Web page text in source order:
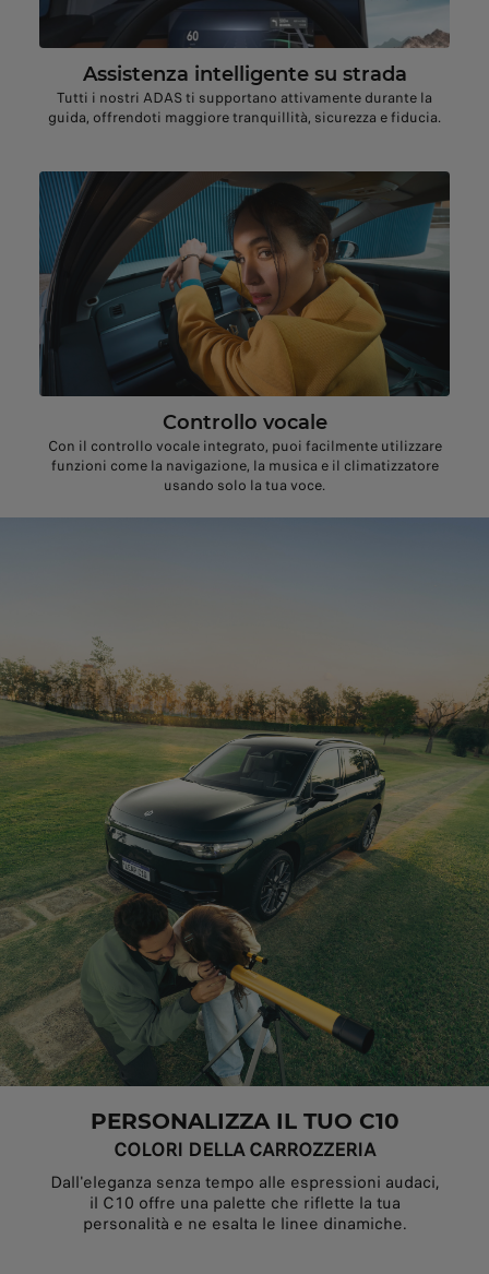
Assistenza intelligente su strada
Tutti i nostri ADAS ti supportano attivamente durante la
guida, offrendoti maggiore tranquillità, sicurezza e fiducia.
Controllo vocale
Con il controllo vocale integrato, puoi facilmente utilizzare
funzioni come la navigazione, la musica e il climatizzatore
usando solo la tua voce.
PERSONALIZZA IL TUO C10
COLORI DELLA CARROZZERIA
Dall'eleganza senza tempo alle espressioni audaci,
il C10 offre una palette che riflette la tua
personalità e ne esalta le linee dinamiche.